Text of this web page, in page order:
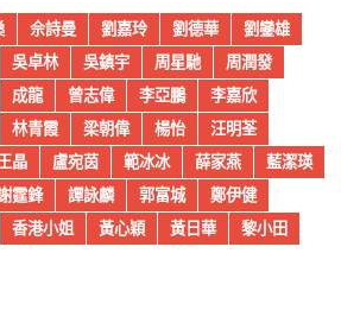
佘詩曼 劉嘉玲 劉德華
劉鑾雄
吳卓林 吳鎮宇 周星馳
周潤發
成龍 曾志偉 李亞鵬
李嘉欣
林青霞 梁朝偉 楊怡
汪明荃
晶 盧宛茵 範冰冰 薛家燕
藍潔瑛
霆鋒 譚詠麟 郭富城
鄭伊健
香港小姐 黃心穎 黃日華
黎小田